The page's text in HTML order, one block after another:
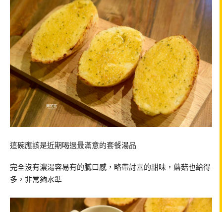
這碗應該是近期喝過最滿意的套餐湯品
完全沒有濃湯容易有的膩口感，略帶討喜的甜味，蘑菇也給得
多，非常夠水準